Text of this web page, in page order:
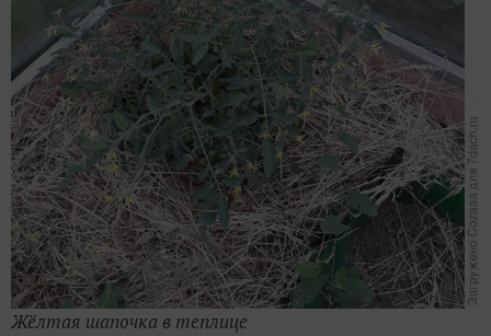
Жёлтая шапочка в теплице